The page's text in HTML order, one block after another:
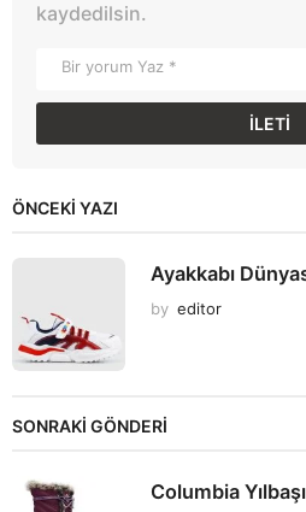
kaydedilsin.
ÖNCEKI YAZI
Ayakkabı
by editor
SONRAKİ GÖNDERİ
Columbia